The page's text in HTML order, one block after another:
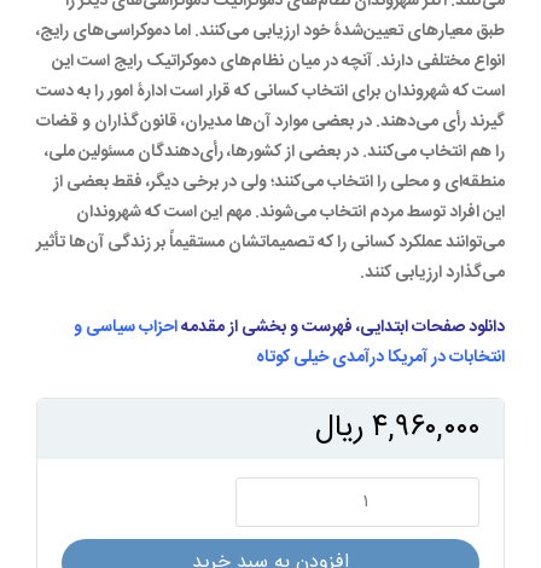
طبق معیارهای تعیین‌شدۀ خود ارزیابی می‌کنند. اما دموکراسی‌های رایج،
انواع مختلفی دارند. آنچه در میان نظام‌های دموکراتیک رایج است این
است که شهروندان برای انتخاب کسانی که قرار است ادارۀ امور را به دست
گیرند رأی می‌دهند. در بعضی موارد آن‌ها مدیران، قانون‌گذاران و قضات
را هم انتخاب می‌کنند. در بعضی از کشورها، رأی‌دهندگان مسئولین ملی،
منطقه‌ای و محلی را انتخاب می‌کنند؛ ولی در برخی دیگر، فقط بعضی از
این افراد توسط مردم انتخاب می‌شوند. مهم این است که شهروندان
می‌توانند عملکرد کسانی را که تصمیماتشان مستقیماً بر زندگی آن‌ها تأثیر
می‌گذارد ارزیابی کنند.
دانلود صفحات ابتدایی، فهرست و بخشی از مقدمهاحزاب سیاسی و
انتخابات در آمریکا درآمدی خیلی کوتاه
۴,۹۶۰,۰۰۰ریال
سیاسی
و